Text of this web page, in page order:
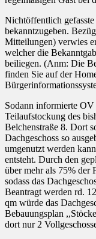
Nichtöffentlich
bekanntzugeben.
Mitteilungen) verwies
welcher die
beiliegen. (Anm: Die
finden Sie auf der
Sodann informierte
Teilaufstockung des
Belchenstraße 8. Dort
Dachgeschoss so
umgenutzt werden
entsteht. Durch den
über mehr als 75% der
sodass das
Beantragt werden rd.
qm würde das
Bebauungsplan
dort nur 2